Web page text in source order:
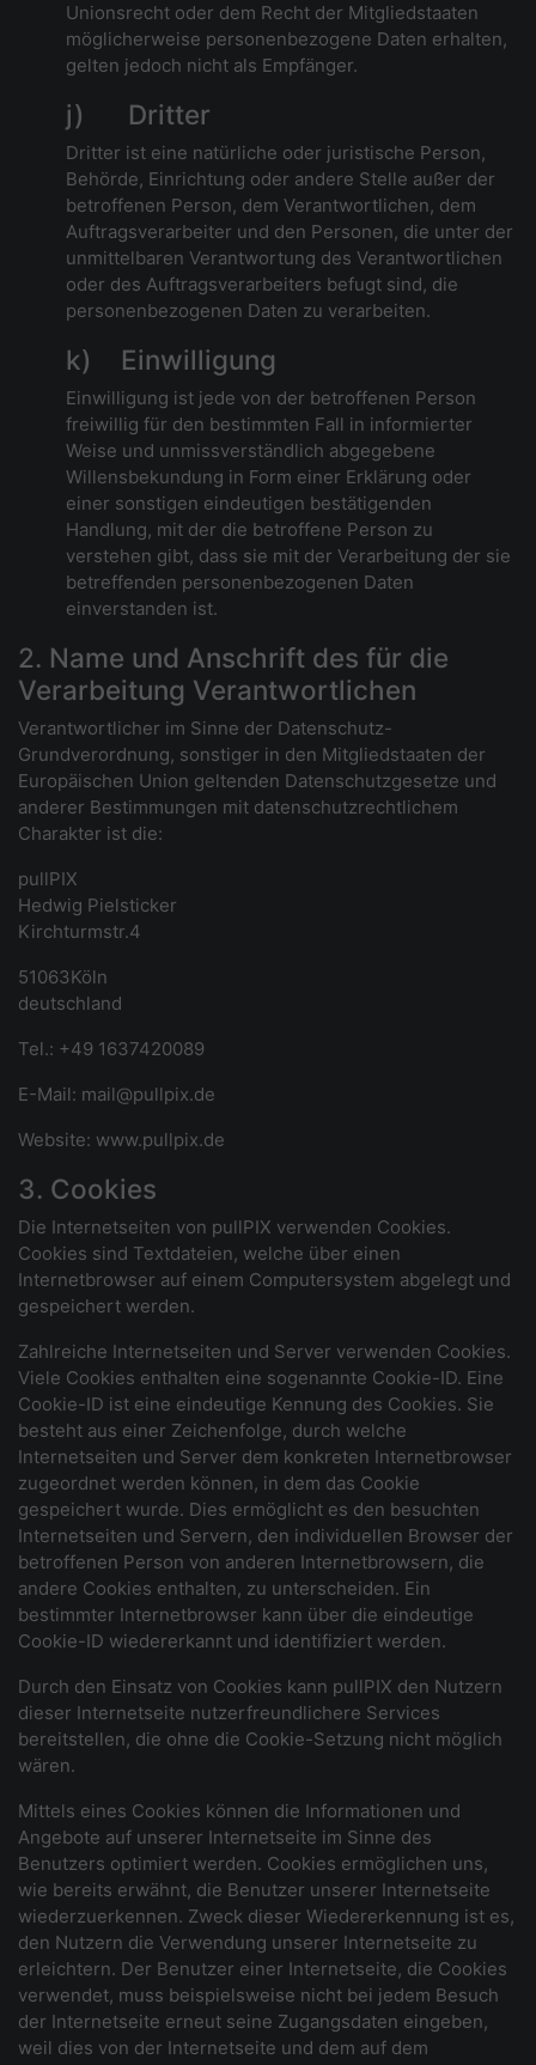
Unionsrecht oder dem Recht der Mitgliedstaaten
möglicherweise personenbezogene Daten erhalten,
gelten jedoch nicht als Empfänger.
j) Dritter
Dritter ist eine natürliche oder juristische Person,
Behörde, Einrichtung oder andere Stelle außer der
betroffenen Person, dem Verantwortlichen, dem
Auftragsverarbeiter und den Personen, die unter der
unmittelbaren Verantwortung des Verantwortlichen
oder des Auftragsverarbeiters befugt sind, die
personenbezogenen Daten zu verarbeiten.
k) Einwilligung
Einwilligung ist jede von der betroffenen Person
freiwillig für den bestimmten Fall in informierter
Weise und unmissverständlich abgegebene
Willensbekundung in Form einer Erklärung oder
einer sonstigen eindeutigen bestätigenden
Handlung, mit der die betroffene Person zu
verstehen gibt, dass sie mit der Verarbeitung der sie
betreffenden personenbezogenen Daten
einverstanden ist.
2. Name und Anschrift des für die
Verarbeitung Verantwortlichen
Verantwortlicher im Sinne der Datenschutz-
Grundverordnung, sonstiger in den Mitgliedstaaten der
Europäischen Union geltenden Datenschutzgesetze und
anderer Bestimmungen mit datenschutzrechtlichem
Charakter ist die:
pullPIX
Hedwig Pielsticker
Kirchturmstr.4
51063Köln
deutschland
Tel.: +49 1637420089
E-Mail: mail@pullpix.de
Website: www.pullpix.de
3. Cookies
Die Internetseiten von pullPIX verwenden Cookies.
Cookies sind Textdateien, welche über einen
Internetbrowser auf einem Computersystem abgelegt und
gespeichert werden.
Zahlreiche Internetseiten und Server verwenden Cookies.
Viele Cookies enthalten eine sogenannte Cookie-ID. Eine
Cookie-ID ist eine eindeutige Kennung des Cookies. Sie
besteht aus einer Zeichenfolge, durch welche
Internetseiten und Server dem konkreten Internetbrowser
zugeordnet werden können, in dem das Cookie
gespeichert wurde. Dies ermöglicht es den besuchten
Internetseiten und Servern, den individuellen Browser der
betroffenen Person von anderen Internetbrowsern, die
andere Cookies enthalten, zu unterscheiden. Ein
bestimmter Internetbrowser kann über die eindeutige
Cookie-ID wiedererkannt und identifiziert werden.
Durch den Einsatz von Cookies kann pullPIX den Nutzern
dieser Internetseite nutzerfreundlichere Services
bereitstellen, die ohne die Cookie-Setzung nicht möglich
wären.
Mittels eines Cookies können die Informationen und
Angebote auf unserer Internetseite im Sinne des
Benutzers optimiert werden. Cookies ermöglichen uns,
wie bereits erwähnt, die Benutzer unserer Internetseite
wiederzuerkennen. Zweck dieser Wiedererkennung ist es,
den Nutzern die Verwendung unserer Internetseite zu
erleichtern. Der Benutzer einer Internetseite, die Cookies
verwendet, muss beispielsweise nicht bei jedem Besuch
der Internetseite erneut seine Zugangsdaten eingeben,
weil dies von der Internetseite und dem auf dem